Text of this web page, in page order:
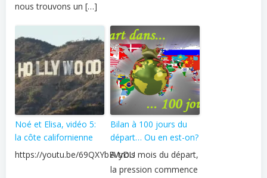
nous trouvons un […]
Noé et Elisa, vidéo 5:
la côte californienne
https://youtu.be/69QXYbEVyDU
Bilan à 100 jours du
départ… Ou en est-on?
A trois mois du départ,
la pression commence